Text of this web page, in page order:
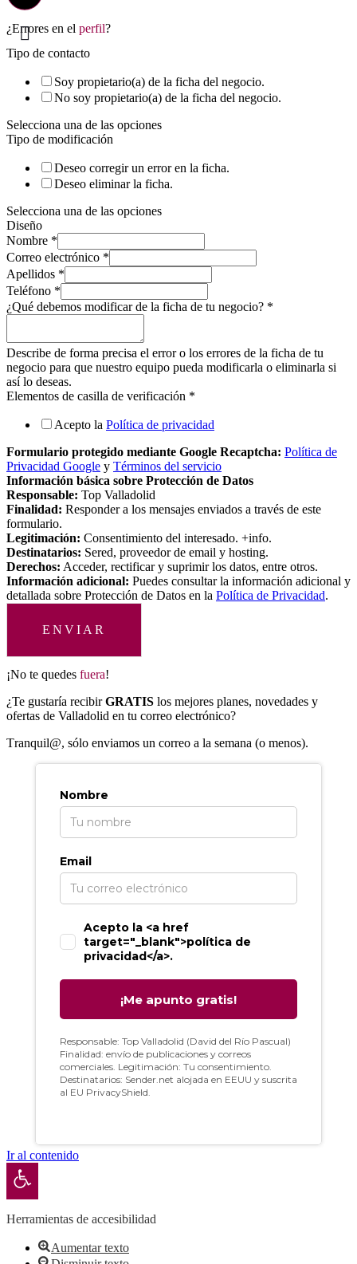
¿Errores en el perfil?
Tipo de contacto
Soy propietario(a) de la ficha del negocio.
No soy propietario(a) de la ficha del negocio.
Selecciona una de las opciones
Tipo de modificación
Deseo corregir un error en la ficha.
Deseo eliminar la ficha.
Selecciona una de las opciones
Diseño
Nombre *
Correo electrónico *
Apellidos *
Teléfono *
¿Qué debemos modificar de la ficha de tu negocio? *
Describe de forma precisa el error o los errores de la ficha de tu
negocio para que nuestro equipo pueda modificarla o eliminarla si
así lo deseas.
Elementos de casilla de verificación *
Acepto la Política de privacidad
Formulario protegido mediante Google Recaptcha: Política de
Privacidad Google y Términos del servicio
Información básica sobre Protección de Datos
Responsable: Top Valladolid
Finalidad: Responder a los mensajes enviados a través de este
formulario.
Legitimación: Consentimiento del interesado. +info.
Destinatarios: Sered, proveedor de email y hosting.
Derechos: Acceder, rectificar y suprimir los datos, entre otros.
Información adicional: Puedes consultar la información adicional y
detallada sobre Protección de Datos en la Política de Privacidad.
ENVIAR
¡No te quedes fuera!
¿Te gustaría recibirGRATIS los mejores planes, novedades y
ofertas de Valladolid en tu correo electrónico?
Tranquil@, sólo enviamos un correo a la semana (o menos).
Ir al contenido
Abrir barra de herramientas
Herramientas de accesibilidad
Aumentar texto